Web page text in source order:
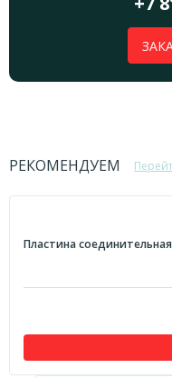
РЕКОМЕНДУЕМ
Пластина